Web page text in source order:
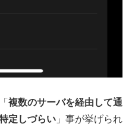
複数のサーバを経由して通
定しづらい 」事が挙げられ